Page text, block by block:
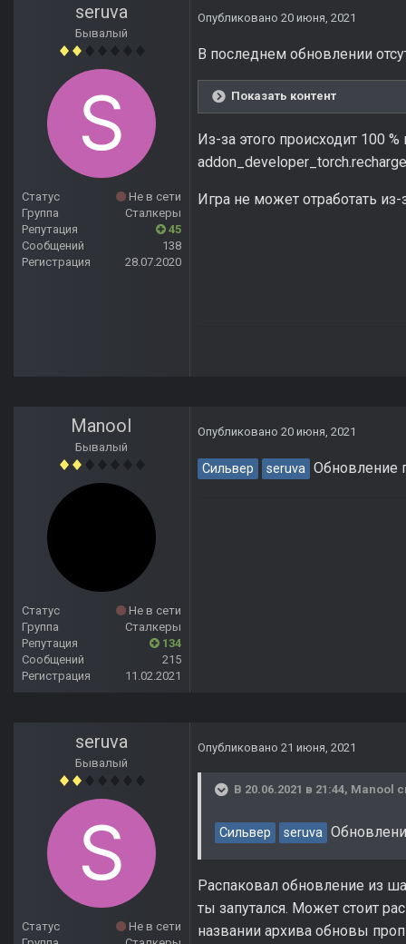
seruva
Бывалый
Статус
Не в сети
Группа
Сталкеры
Репутация
45
Сообщений
138
Регистрация
28.07.2020
Опубликовано 20 июня, 2021
В последнем обновлении
Показать контент
Из-за этого происходит 100
Игра не может отработать из-
Manool
Бывалый
Статус
Не в сети
Группа
Сталкеры
Репутация
134
Сообщений
215
Регистрация
11.02.2021
Опубликовано 20 июня, 2021
Сильвер seruva Обновление
seruva
Бывалый
Статус
Не в сети
Опубликовано 21 июня, 2021
В 20.06.2021 в 21:44, Manool
Сильвер seruva
Распаковал обновление из
ты запутался. Может стоит
названии архива обновы